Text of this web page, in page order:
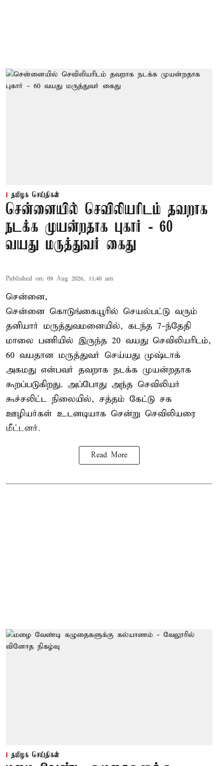
தமிழக செய்திகள்
சென்னையில் செவிலியரிடம் தவறாக
நடக்க முயன்றதாக புகார் - 60
வயது மருத்துவர் கைது
Published on: 09 Aug 2026, 11:40 am
சென்னை,
சென்னை கொடுங்கையூரில் செயல்பட்டு வரும்
தனியார் மருத்துவமனையில், கடந்த 7-ந்தேதி
மாலை பணியில் இருந்த 20 வயது செவிலியரிடம்,
60 வயதான மருத்துவர் செய்யது முஷ்டாக்
அகமது என்பவர் தவறாக நடக்க முயன்றதாக
கூறப்படுகிறது. அப்போது அந்த செவிலியர்
கூச்சலிட்ட நிலையில், சத்தம் கேட்டு சக
ஊழியர்கள் உடனடியாக சென்று செவிலியரை
மீட்டனர்.
Read More
தமிழக செய்திகள்